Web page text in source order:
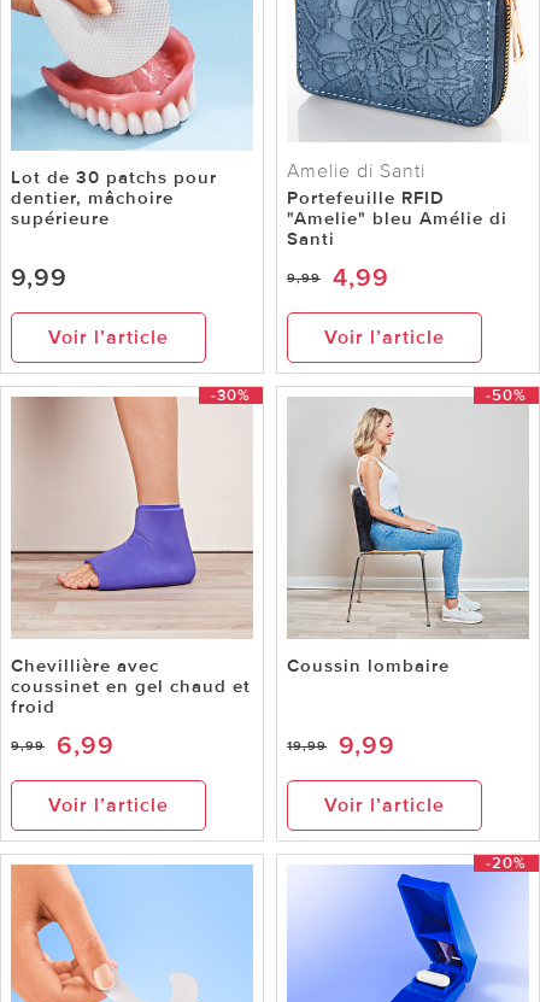
Lot de 30 patchs pour
dentier, mâchoire
supérieure
9,99
Voir l’article
Amelie di Santi
Portefeuille RFID
"Amelie" bleu Amélie di
Santi
9,99 4,99
Voir l’article
-30%
Chevillière avec
coussinet en gel chaud et
froid
9,99 6,99
Voir l’article
-50%
Coussin lombaire
19,99 9,99
Voir l’article
-20%